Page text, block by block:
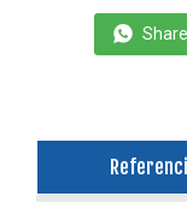
Share